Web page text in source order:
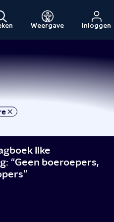
Weergave Inloggen
Ilke
“Geen boeroepers,